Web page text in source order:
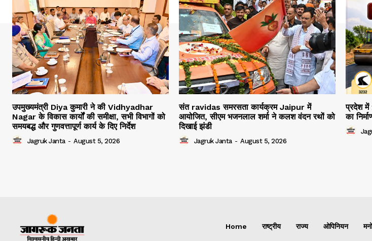
उपमुख्यमंत्री Diya कुमारी ने की Vidhyadhar
Nagar के विकास कार्यों की समीक्षा, सभी विभागों को
समयबद्ध और गुणवत्तापूर्ण कार्य के दिए निर्देश
Jagruk Janta - August 5, 2026
संत ravidas समरसता कार्यक्रम Jaipur में
आयोजित, सीएम भजनलाल शर्मा ने कलश वंदन रथों को
दिखाई झंडी
Jagruk Janta - August 5, 2026
प्रदेश में
का
Home राष्ट्रीय राज्य ओपिनियन